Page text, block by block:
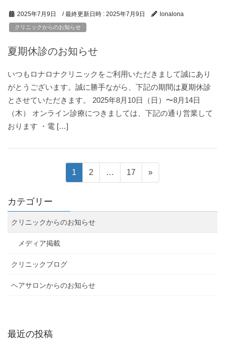
2025年7月9日 / 最終更新日時 : 2025年7月9日 lonalona
クリニックからのお知らせ
夏期休診のお知らせ
いつもロナロナクリニックをご利用いただきまして誠にあり
がとうございます。誠に勝手ながら、下記の期間は夏期休診
とさせていただきます。 2025年8月10日（日）〜8月14日
（木） オンライン診療につきましては、下記の通り営業して
おります ・電 […]
稿
ナ
ビ
ゲ
ー
ョ
固
定
ー
ジ
1
固
定
ー
ジ
2 …
固
定
ー
17 »
カテゴリー
クリニックからのお知らせ
メディア掲載
クリニックブログ
ヘアサロンからのお知らせ
最近の投稿